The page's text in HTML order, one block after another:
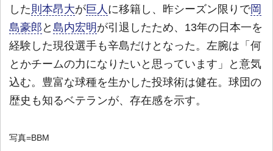
した 則本昂大が巨人 に移籍し、昨シーズン限りで岡
島豪郎 と 島内宏明 が引退したため、13年の日本一を
経験した現役選手も辛島だけとなった。左腕は「何
とかチームの力になりたいと思っています」と意気
込む。豊富な球種を生かした投球術は健在。球団の
歴史も知るベテランが、存在感を示す。
写真=BBM